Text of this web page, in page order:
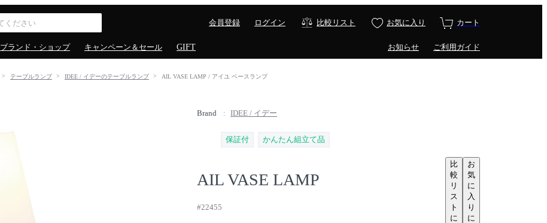
会員登録 ログイン 比較リスト お気に入り カート
ブランド・ショップ キャンペーン＆セール GIFT お知らせ ご利用ガイド
テーブルランプ IDEE / イデーのテーブルランプ AIL VASE LAMP / アイユ ベースランプ
Brand IDEE / イデー
保証付 かんたん組立て品
AIL VASE LAMP
#22455
比
較
リ
ス
ト
に
お
気
に
入
り
に